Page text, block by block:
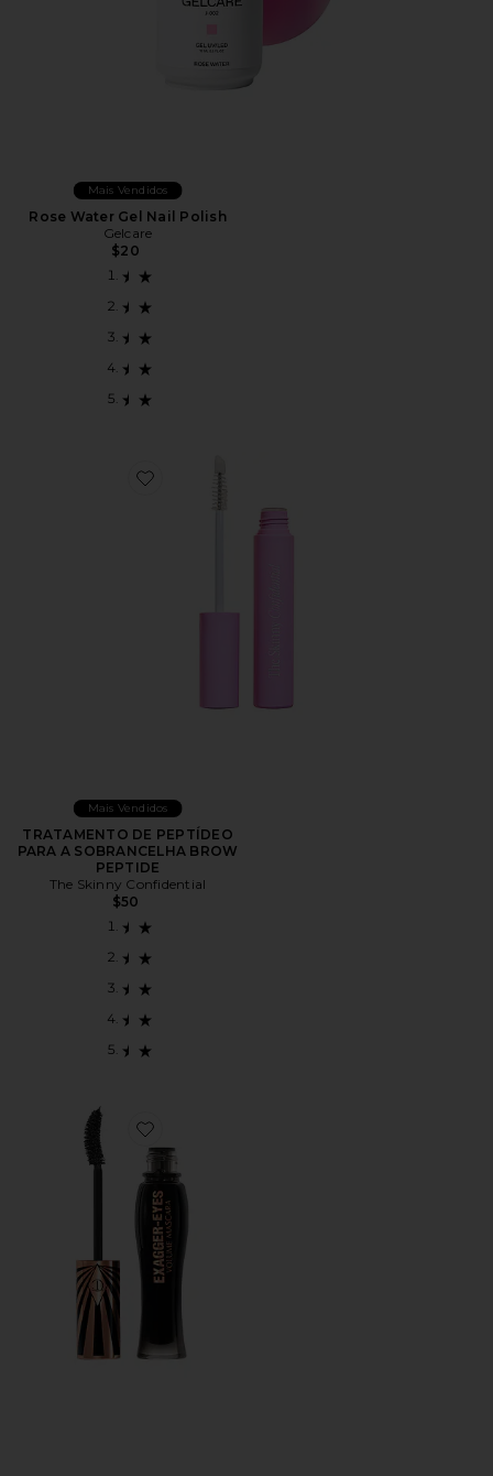
Mais Vendidos
Rose Water Gel Nail Polish
Gelcare
$20
Favorite TRATAMENTO DE PEPTÍDEO PARA A
Mais Vendidos
TRATAMENTO DE PEPTÍDEO
PARA A SOBRANCELHA BROW
PEPTIDE
The Skinny Confidential
$50
Favorite Exagger-Eyes Volume Mascara